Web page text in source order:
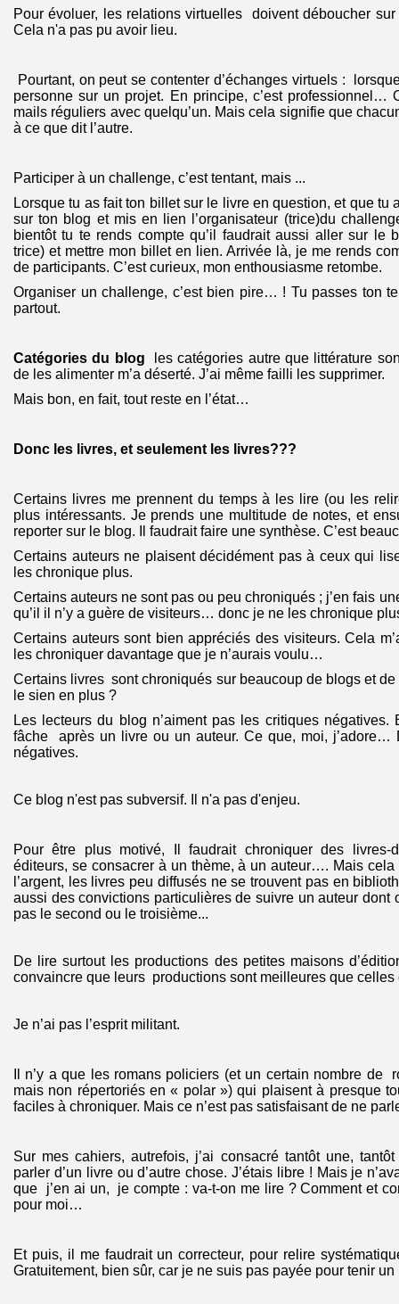
Pour évoluer,
les relations virtuelles doivent déboucher
Cela n'a pas pu avoir lieu.
Pourtant, on peut se contenter d’échanges virtuels :
personne sur un projet. En principe, c’est professionnel…
mails réguliers avec quelqu’un. Mais cela signifie que
à ce que dit l’autre.
Participer à un challenge, c’est tentant, mais ...
Lorsque tu as fait ton billet sur le livre en question, et que tu
sur ton blog et mis en lien l’organisateur (trice)du
bientôt tu te rends compte qu’il faudrait aussi aller sur le
trice) et mettre mon billet en lien. Arrivée là, je me rends
de participants. C’est curieux, mon enthousiasme retombe.
Organiser un challenge, c’est bien pire… ! Tu passes ton
partout.
Catégories du blog les catégories autre que littérature
de les alimenter m’a déserté. J’ai même failli les supprimer.
Mais bon, en fait, tout reste en l’état…
Donc les livres, et seulement les livres???
Certains livres me prennent du temps à les lire (ou les
plus intéressants. Je prends une multitude de notes, et
reporter sur le blog. Il faudrait faire une synthèse. C’est
Certains auteurs ne plaisent décidément pas à ceux qui
les chronique plus.
Certains auteurs ne sont pas ou peu chroniqués ; j’en fais
qu’il il n’y a guère de visiteurs… donc je ne les chronique
Certains auteurs sont bien appréciés des visiteurs. Cela
les chroniquer davantage que je n’aurais voulu…
Certains livres sont chroniqués sur beaucoup de blogs et de
le sien en plus ?
Les lecteurs du blog n’aiment pas les critiques négatives.
fâche après un livre ou un auteur. Ce que, moi, j’adore…
négatives.
Ce blog n'est pas subversif. Il n'a pas d'enjeu.
Pour être plus motivé, Il faudrait chroniquer des livres-
éditeurs, se consacrer à un thème, à un auteur…. Mais cela
l’argent, les livres peu diffusés ne se trouvent pas en
aussi des convictions particulières de suivre un auteur dont
pas le second ou le troisième...
De lire surtout les productions des petites maisons
convaincre que leurs productions sont meilleures que celles
Je n’ai pas l’esprit militant.
Il n’y a que les romans policiers (et un certain nombre de
mais non répertoriés en « polar ») qui plaisent à presque
faciles à chroniquer. Mais ce n’est pas satisfaisant de ne
Sur mes cahiers, autrefois, j’ai consacré tantôt une,
parler d’un livre ou d’autre chose. J’étais libre ! Mais je
que j’en ai un, je compte : va-t-on me lire ? Comment et
pour moi…
Et puis, il me faudrait un correcteur, pour relire
Gratuitement, bien sûr, car je ne suis pas payée pour tenir un